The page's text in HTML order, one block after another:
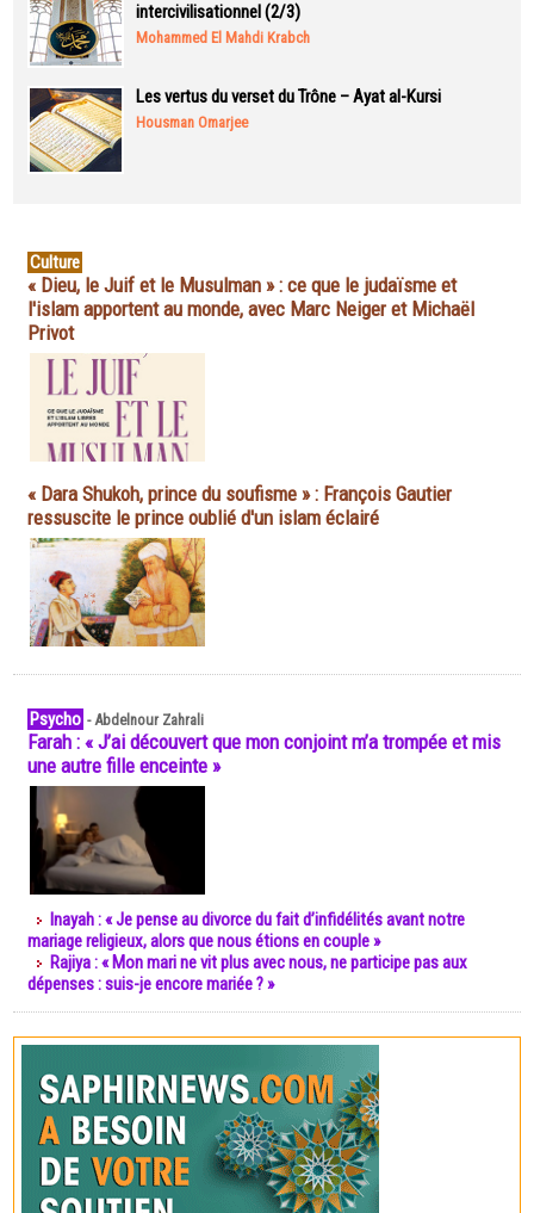
intercivilisationnel (2/3)
Mohammed El Mahdi Krabch
Les vertus du verset du Trône – Ayat al-Kursi
Housman Omarjee
Culture
« Dieu, le Juif et le Musulman » : ce que le judaïsme et
l'islam apportent au monde, avec Marc Neiger et Michaël
Privot
« Dara Shukoh, prince du soufisme » : François Gautier
ressuscite le prince oublié d'un islam éclairé
Psycho -Abdelnour Zahrali
Farah : « J’ai découvert que mon conjoint m’a trompée et mis
une autre fille enceinte »
Inayah : « Je pense au divorce du fait d’infidélités avant notre
mariage religieux, alors que nous étions en couple »
Rajiya : « Mon mari ne vit plus avec nous, ne participe pas aux
dépenses : suis-je encore mariée ? »